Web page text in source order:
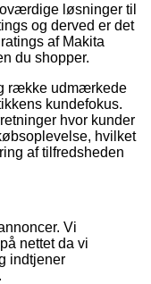
løsninger til
og derved er det
af Makita
du shopper.
række udmærkede
kundefokus.
hvor kunder
hvilket
af tilfredsheden
Vi
nettet da vi
indtjener